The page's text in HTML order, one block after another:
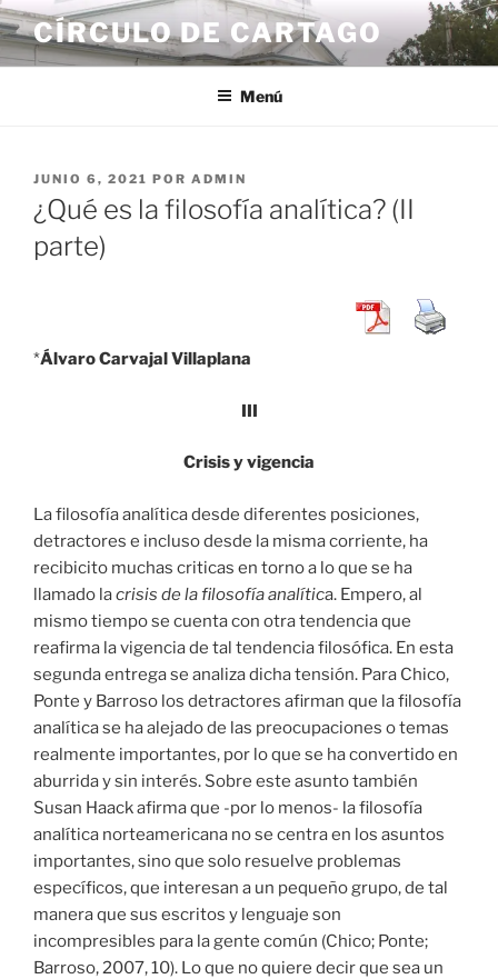
Saltar
al
contenido
CÍRCULO DE CARTAGO
Menú
PUBLICADO
EL
JUNIO 6, 2021 POR ADMIN
¿Qué es la filosofía analítica? (II
parte)
*Álvaro Carvajal Villaplana
III
Crisis y vigencia
La filosofía analítica desde diferentes posiciones,
detractores e incluso desde la misma corriente, ha
recibicito muchas criticas en torno a lo que se ha
llamado lacrisis de la filosofía analítica. Empero, al
mismo tiempo se cuenta con otra tendencia que
reafirma la vigencia de tal tendencia filosófica. En esta
segunda entrega se analiza dicha tensión. Para Chico,
Ponte y Barroso los detractores afirman que la filosofía
analítica se ha alejado de las preocupaciones o temas
realmente importantes, por lo que se ha convertido en
aburrida y sin interés. Sobre este asunto también
Susan Haack afirma que -por lo menos- la filosofía
analítica norteamericana no se centra en los asuntos
importantes, sino que solo resuelve problemas
específicos, que interesan a un pequeño grupo, de tal
manera que sus escritos y lenguaje son
incompresibles para la gente común (Chico; Ponte;
Barroso, 2007, 10). Lo que no quiere decir que sea un